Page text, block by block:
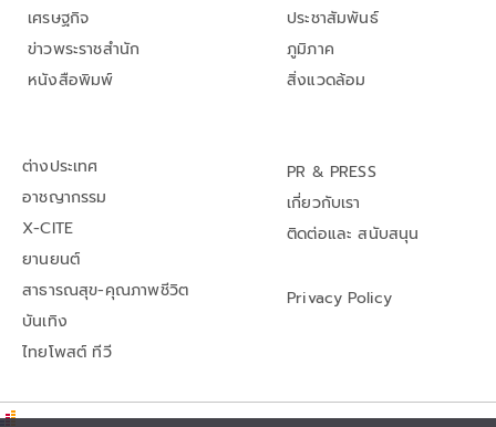
เศรษฐกิจ
ข่าวพระราชสำนัก
หนังสือพิมพ์
ประชาสัมพันธ์
ภูมิภาค
สิ่งแวดล้อม
ต่างประเทศ
อาชญากรรม
X-CITE
ยานยนต์
สาธารณสุข-คุณภาพชีวิต
บันเทิง
ไทยโพสต์ ทีวี
PR & PRESS
เกี่ยวกับเรา
ติดต่อและ สนับสนุน
Privacy Policy